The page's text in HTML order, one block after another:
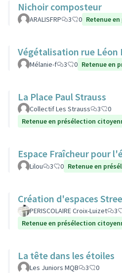
Nichoir composteur
ARALISFRP 3 0 Retenue
Végétalisation rue Léon
Mélanie-f 3 0 Retenue en
La Place Paul Strauss
Collectif Les Strauss 3
0
Retenue en présélection
Espace Fraîcheur pour
Lilou 3 0 Retenue en
Création d'espaces
PERISCOLAIRE Croix-Luizet 3
Retenue en présélection
La tête dans les étoiles
Les Juniors MQB 3
0